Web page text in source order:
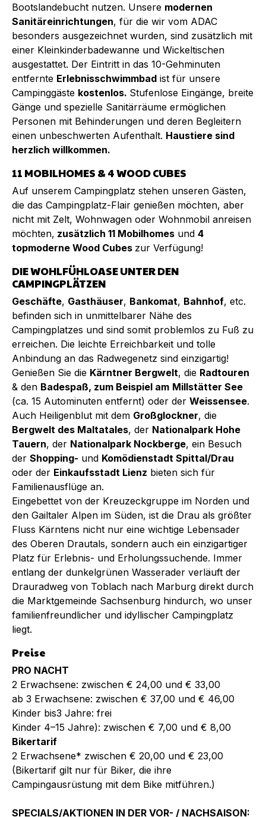
Bootslandebucht nutzen. Unsere modernen
Sanitäreinrichtungen, für die wir vom ADAC
besonders ausgezeichnet wurden, sind zusätzlich mit
einer Kleinkinderbadewanne und Wickeltischen
ausgestattet. Der Eintritt in das 10-Gehminuten
entfernte Erlebnisschwimmbad ist für unsere
Campinggäste kostenlos. Stufenlose Eingänge, breite
Gänge und spezielle Sanitärräume ermöglichen
Personen mit Behinderungen und deren Begleitern
einen unbeschwerten Aufenthalt. Haustiere sind
herzlich willkommen.
11 MOBILHOMES & 4 WOOD CUBES
Auf unserem Campingplatz stehen unseren Gästen,
die das Campingplatz-Flair genießen möchten, aber
nicht mit Zelt, Wohnwagen oder Wohnmobil anreisen
möchten, zusätzlich 11 Mobilhomes und 4
topmoderne Wood Cubes zur Verfügung!
DIE WOHLFÜHLOASE UNTER DEN
CAMPINGPLÄTZEN
Geschäfte, Gasthäuser, Bankomat, Bahnhof, etc.
befinden sich in unmittelbarer Nähe des
Campingplatzes und sind somit problemlos zu Fuß zu
erreichen. Die leichte Erreichbarkeit und tolle
Anbindung an das Radwegenetz sind einzigartig!
Genießen Sie die Kärntner Bergwelt, die Radtouren
& den Badespaß, zum Beispiel am Millstätter See
(ca. 15 Autominuten entfernt) oder der Weissensee.
Auch Heiligenblut mit dem Großglockner, die
Bergwelt des Maltatales, der Nationalpark Hohe
Tauern, der Nationalpark Nockberge, ein Besuch
der Shopping- und Komödienstadt Spittal/Drau
oder der Einkaufsstadt Lienz bieten sich für
Familienausflüge an.
Eingebettet von der Kreuzeckgruppe im Norden und
den Gailtaler Alpen im Süden, ist die Drau als größter
Fluss Kärntens nicht nur eine wichtige Lebensader
des Oberen Drautals, sondern auch ein einzigartiger
Platz für Erlebnis- und Erholungssuchende. Immer
entlang der dunkelgrünen Wasserader verläuft der
Drauradweg von Toblach nach Marburg direkt durch
die Marktgemeinde Sachsenburg hindurch, wo unser
familienfreundlicher und idyllischer Campingplatz
liegt.
Preise
PRO NACHT
2 Erwachsene: zwischen € 24,00 und € 33,00
ab 3 Erwachsene: zwischen € 37,00 und € 46,00
Kinder bis3 Jahre: frei
Kinder 4–15 Jahre): zwischen € 7,00 und € 8,00
Bikertarif
2 Erwachsene* zwischen € 20,00 und € 23,00
(Bikertarif gilt nur für Biker, die ihre
Campingausrüstung mit dem Bike mitführen.)
SPECIALS/AKTIONEN IN DER VOR- / NACHSAISON: